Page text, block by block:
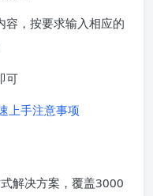
容，按要求输入相应的
可
上手注意事项
解决方案，覆盖3000